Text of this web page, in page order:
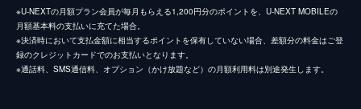
※U-NEXTの月額プラン会員が毎月もらえる1,200円分のポイントを、U-NEXT MOBILEの
月額基本料の支払いに充てた場合。
※決済時において支払金額に相当するポイントを保有していない場合、差額分の料金はご登
録のクレジットカードでのお支払いとなります。
※通話料、SMS通信料、オプション（かけ放題など）の月額利用料は別途発生します。